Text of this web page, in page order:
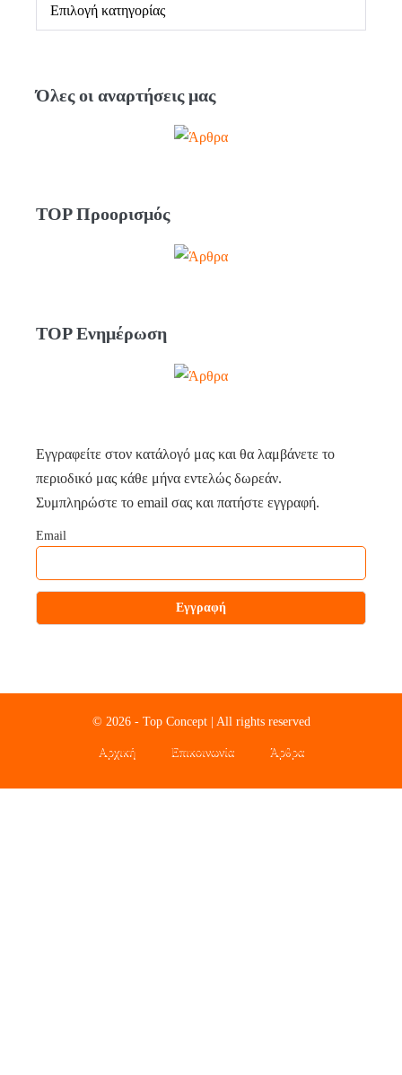
Όλες οι αναρτήσεις μας
TOP Προορισμός
TOP Ενημέρωση
Εγγραφείτε στον κατάλογό μας και θα λαμβάνετε το
περιοδικό μας κάθε μήνα εντελώς δωρεάν.
Συμπληρώστε το email σας και πατήστε εγγραφή.
Email
© 2026 - Top Concept | All rights reserved
Αρχική Επικοινωνία Άρθρα